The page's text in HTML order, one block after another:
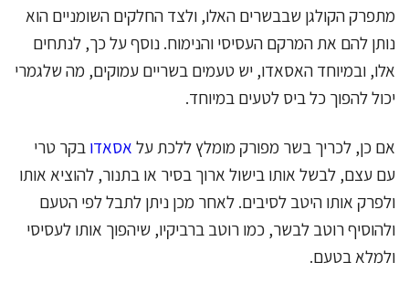
מתפרק הקולגן שבבשרים האלו, ולצד החלקים השומניים הוא
נותן להם את המרקם העסיסי והנימוח. נוסף על כך, לנתחים
אלו, ובמיוחד האסאדו, יש טעמים בשריים עמוקים, מה שלגמרי
יכול להפוך כל ביס לטעים במיוחד.
אם כן, לכריך בשר מפורק מומלץ ללכת על אסאדו בקר טרי
עם עצם, לבשל אותו בישול ארוך בסיר או בתנור, להוציא אותו
ולפרק אותו היטב לסיבים. לאחר מכן ניתן לתבל לפי הטעם
ולהוסיף רוטב לבשר, כמו רוטב ברביקיו, שיהפוך אותו לעסיסי
ולמלא בטעם.